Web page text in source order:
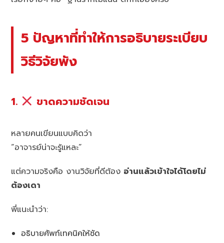
5 ปัญหาที่ทำให้การอธิบายระเบียบ
วิธีวิจัยพัง
1. ขาดความชัดเจน
หลายคนเขียนแบบคิดว่า
“อาจารย์น่าจะรู้แหละ”
แต่ความจริงคือ งานวิจัยที่ดีต้อง อ่านแล้วเข้าใจได้โดยไม่
ต้องเดา
พี่แนะนำว่า:
อธิบายศัพท์เทคนิคให้ชัด